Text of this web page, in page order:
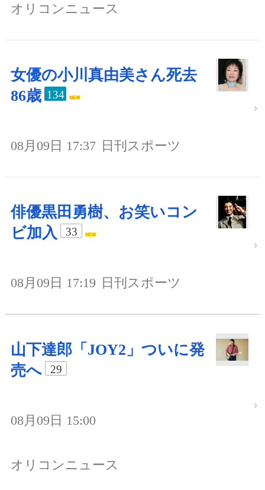
オリコンニュース
女優の小川真由美さん死去
86歳 134
08月09日 17:37 日刊スポーツ
俳優黒田勇樹、お笑いコン
ビ加入
33
08月09日 17:19 日刊スポーツ
山下達郎「JOY2」ついに発
売へ
29
08月09日 15:00
オリコンニュース